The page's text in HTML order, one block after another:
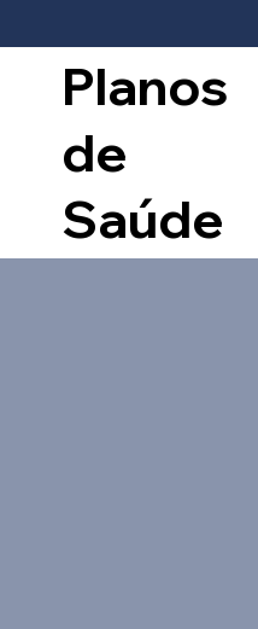
Planos
de
Saúde